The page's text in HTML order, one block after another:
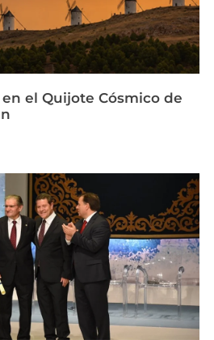
el Quijote Cósmico de